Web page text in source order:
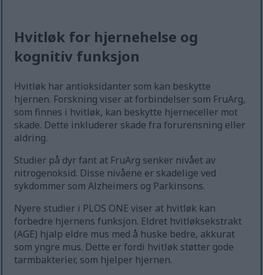
Hvitløk for hjernehelse og
kognitiv funksjon
Hvitløk har antioksidanter som kan beskytte
hjernen. Forskning viser at forbindelser som FruArg,
som finnes i hvitløk, kan beskytte hjerneceller mot
skade. Dette inkluderer skade fra forurensning eller
aldring.
Studier på dyr fant at FruArg senker nivået av
nitrogenoksid. Disse nivåene er skadelige ved
sykdommer som Alzheimers og Parkinsons.
Nyere studier i PLOS ONE viser at hvitløk kan
forbedre hjernens funksjon. Eldret hvitløksekstrakt
(AGE) hjalp eldre mus med å huske bedre, akkurat
som yngre mus. Dette er fordi hvitløk støtter gode
tarmbakterier, som hjelper hjernen.